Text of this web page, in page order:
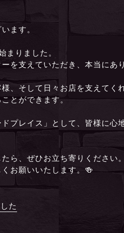
ます。
まりました。
を支えていただき、本当にあ
、そして日々お店を支えてく
とができます。
プレイス」として、皆様に心
ら、ぜひお立ち寄りください。
お願いいたします。🍻
た